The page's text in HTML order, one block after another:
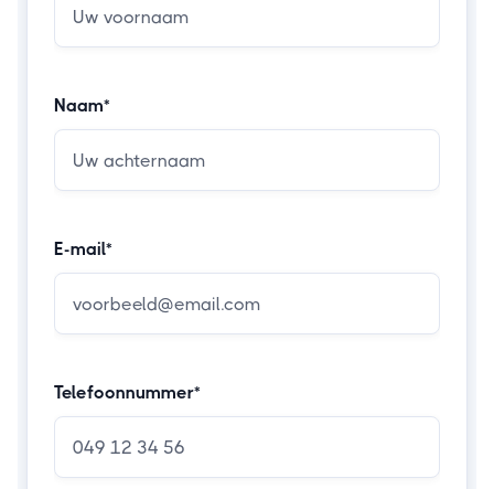
Naam*
E-mail*
Telefoonnummer*